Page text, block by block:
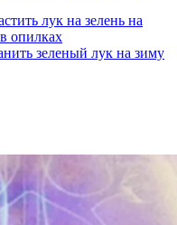
лук на зелень на
опилках
зеленый лук на зиму